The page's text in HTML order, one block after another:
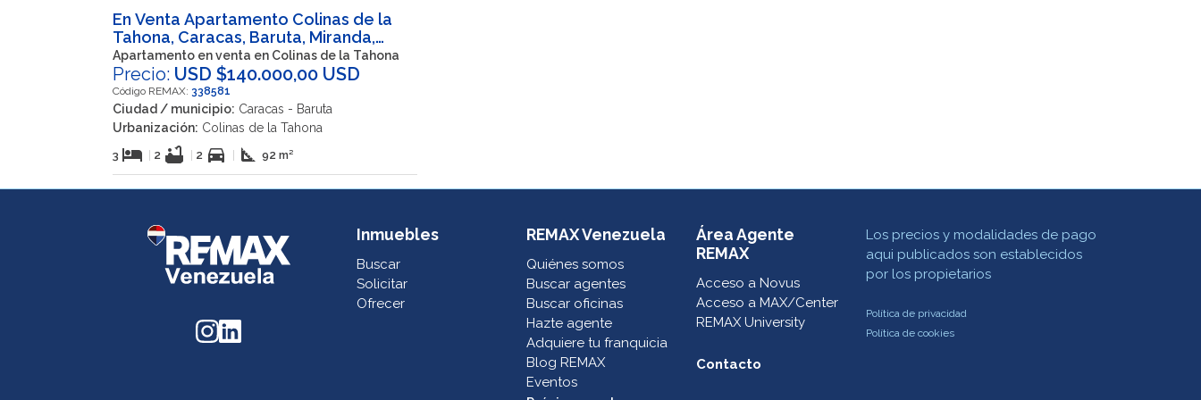
En Venta Apartamento Colinas de la
Tahona, Caracas, Baruta, Miranda,
VEN
Apartamento en venta en Colinas de la Tahona
Precio: USD $140.000,00 USD
Código REMAX: 338581
Ciudad / municipio: Caracas - Baruta
Urbanización: Colinas de la Tahona
3 hotel | 2 bathtub | 2 directions_car | square_foot 92 m²
Inmuebles
Buscar
Solicitar
Ofrecer
REMAX Venezuela
Quiénes somos
Buscar agentes
Buscar oficinas
Hazte agente
Adquiere tu franquicia
Blog REMAX
Eventos
Área Agente
REMAX
Acceso a Novus
Acceso a MAX/Center
REMAX University
Contacto
Los precios y modalidades de pago
aqui publicados son establecidos
por los propietarios
Política de privacidad
Política de cookies